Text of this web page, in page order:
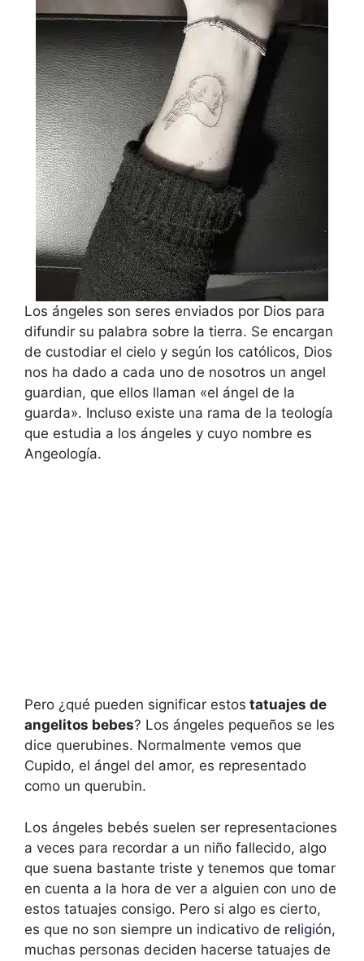
Los ángeles son seres enviados por Dios para
difundir su palabra sobre la tierra. Se encargan
de custodiar el cielo y según los católicos, Dios
nos ha dado a cada uno de nosotros un angel
guardian, que ellos llaman «el ángel de la
guarda». Incluso existe una rama de la teología
que estudia a los ángeles y cuyo nombre es
Angeología.
Pero ¿qué pueden significar estos tatuajes de
angelitos bebes? Los ángeles pequeños se les
dice querubines. Normalmente vemos que
Cupido, el ángel del amor, es representado
como un querubin.
Los ángeles bebés suelen ser representaciones
a veces para recordar a un niño fallecido, algo
que suena bastante triste y tenemos que tomar
en cuenta a la hora de ver a alguien con uno de
estos tatuajes consigo. Pero si algo es cierto,
es que no son siempre un indicativo de religión,
muchas personas deciden hacerse tatuajes de